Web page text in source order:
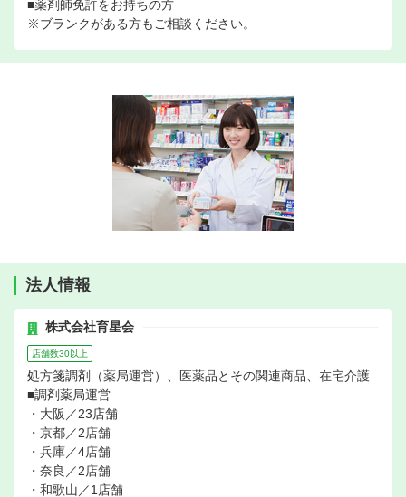
■薬剤師免許をお持ちの方
※ブランクがある方もご相談ください。
法人情報
株式会社育星会
店舗数30以上
処方箋調剤（薬局運営）、医薬品とその関連商品、在宅介護
■調剤薬局運営
・大阪／23店舗
・京都／2店舗
・兵庫／4店舗
・奈良／2店舗
・和歌山／1店舗